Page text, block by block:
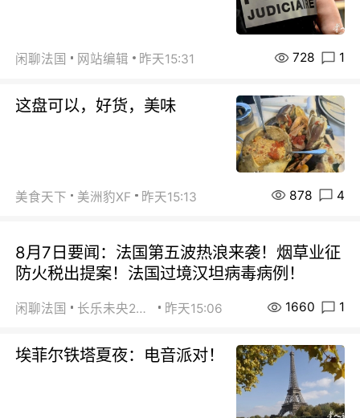
闲聊法国 网站编辑 昨天15:31 728 1
这盘可以，好货，美味
美食天下 美洲豹XF 昨天15:13 878 4
8月7日要闻：法国第五波热浪来袭！烟草业征
防火税出提案！法国过境汉坦病毒病例！
闲聊法国 长乐未央2015 昨天15:06 1660 1
埃菲尔铁塔夏夜：电音派对！